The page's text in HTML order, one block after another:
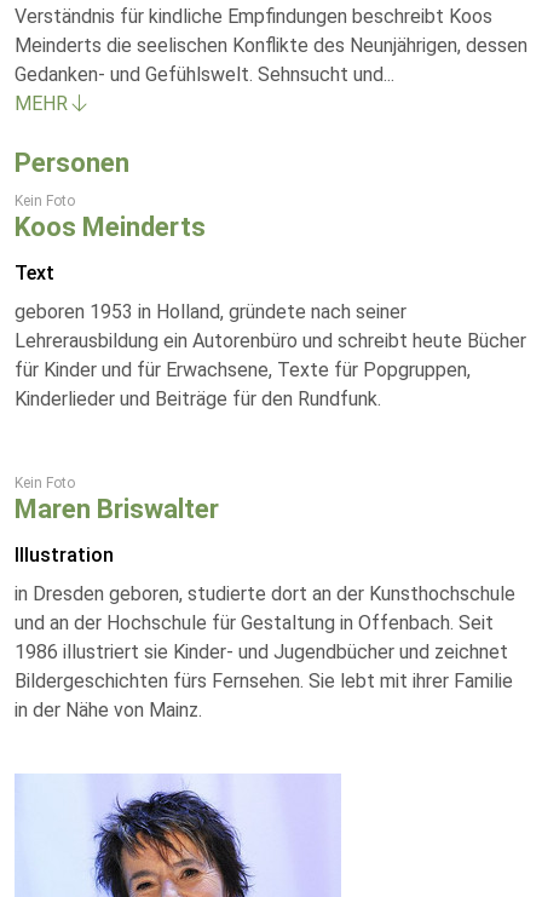
Verständnis für kindliche Empfindungen beschreibt Koos
Meinderts die seelischen Konflikte des Neunjährigen, dessen
Gedanken- und Gefühlswelt. Sehnsucht und...
MEHR
Personen
Kein Foto
Koos Meinderts
Text
geboren 1953 in Holland, gründete nach seiner
Lehrerausbildung ein Autorenbüro und schreibt heute Bücher
für Kinder und für Erwachsene, Texte für Popgruppen,
Kinderlieder und Beiträge für den Rundfunk.
Kein Foto
Maren Briswalter
Illustration
in Dresden geboren, studierte dort an der Kunsthochschule
und an der Hochschule für Gestaltung in Offenbach. Seit
1986 illustriert sie Kinder- und Jugendbücher und zeichnet
Bildergeschichten fürs Fernsehen. Sie lebt mit ihrer Familie
in der Nähe von Mainz.